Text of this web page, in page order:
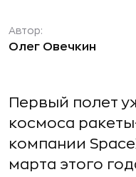
Автор:
Олег Овечкин
Первый полет
космоса
компании
марта этого